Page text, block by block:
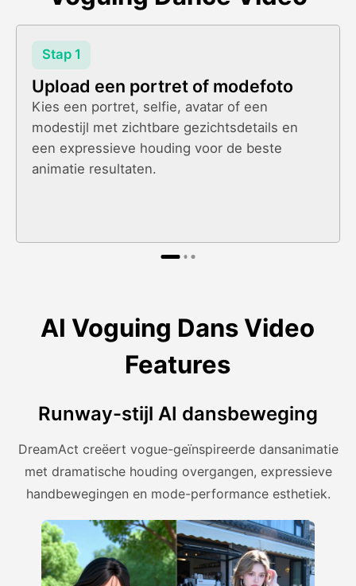
Stap 1
Upload een portret of modefoto
Kies een portret, selfie, avatar of een
modestijl met zichtbare gezichtsdetails en
een expressieve houding voor de beste
animatie resultaten.
AI Voguing Dans Video
Features
Runway-stijl AI dansbeweging
DreamAct creëert vogue-geïnspireerde dansanimatie
met dramatische houding overgangen, expressieve
handbewegingen en mode-performance esthetiek.